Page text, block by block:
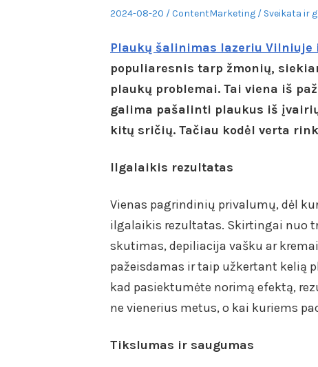
Posted
2024-08-20 Author
ContentMarketing
Posted
Sveikata ir
Plaukų šalinimas lazeriu
populiaresnis tarp žmonių,
plaukų problemai. Tai viena iš
galima pašalinti plaukus iš
kitų sričių. Tačiau kodėl verta
Ilgalaikis rezultatas
Vienas pagrindinių privalumų, dėl
ilgalaikis rezultatas. Skirtingai nuo
skutimas, depiliacija vašku ar
pažeisdamas ir taip užkertant kelią
kad pasiektumėte norimą efektą,
ne vienerius metus, o kai kuriems
Tikslumas ir saugumas